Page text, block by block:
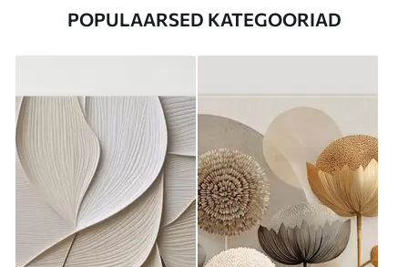
POPULAARSED KATEGOORIAD